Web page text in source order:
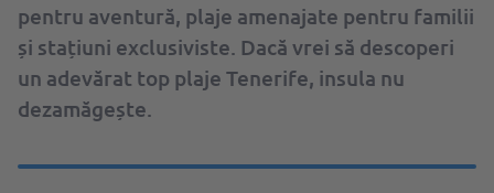
pentru aventură, plaje amenajate pentru familii
și stațiuni exclusiviste. Dacă vrei să descoperi
un adevărat top plaje Tenerife, insula nu
dezamăgește.